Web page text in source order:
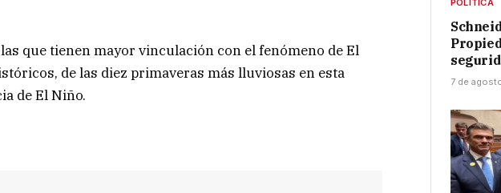
que tienen mayor vinculación con el fenómeno de El
de las diez primaveras más lluviosas en esta
de El Niño.
7 de